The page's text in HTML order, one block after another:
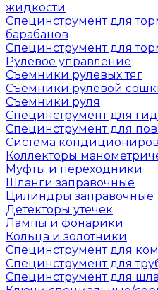
жидкости
Специнструмент для
барабанов
Специнструмент для
Рулевое управление
Съемники рулевых тяг
Съемники рулевой
Съемники руля
Специнструмент для
Специнструмент для
Система
Коллекторы
Муфты и переходники
Шланги заправочные
Цилиндры заправочные
Детекторы утечек
Лампы и фонарики
Кольца и золотники
Специнструмент для
Специнструмент для
Специнструмент для